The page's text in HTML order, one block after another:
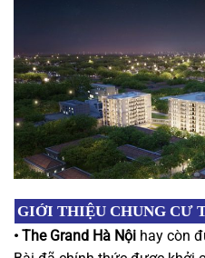
GIỚI THIỆU CHUNG CƯ
• The Grand Hà Nội hay còn